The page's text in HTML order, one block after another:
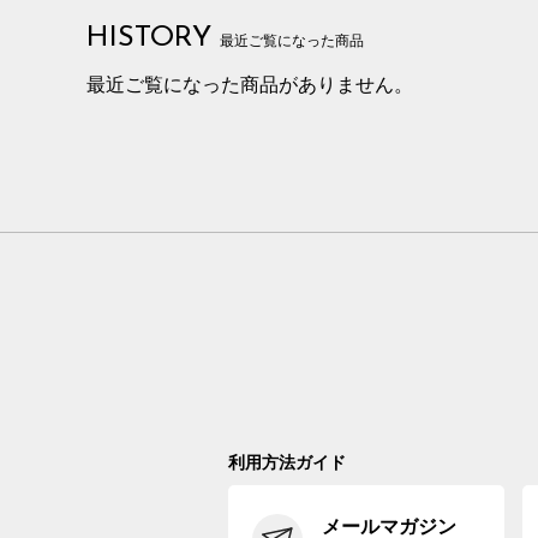
HISTORY 最近ご覧になった商品
最近ご覧になった商品がありません。
利用方法ガイド
メールマガジン